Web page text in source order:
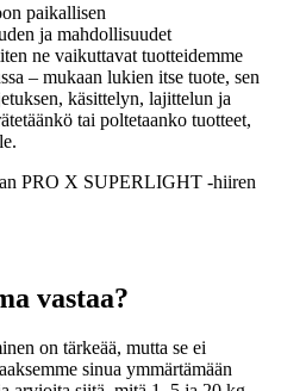
paikallisen
ja mahdollisuudet
ne vaikuttavat tuotteidemme
– mukaan lukien itse tuote, sen
käsittelyn, lajittelun ja
tai poltetaanko tuotteet,
PRO X SUPERLIGHT -hiiren
vastaa?
on tärkeää, mutta se ei
sinua ymmärtämään